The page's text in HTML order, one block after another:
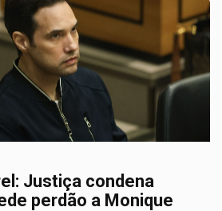
Justiça condena
perdão a Monique